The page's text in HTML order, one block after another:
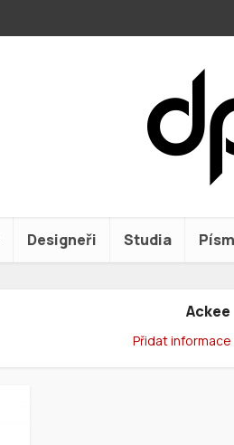
Designeři Studia
Ackee
Přidat